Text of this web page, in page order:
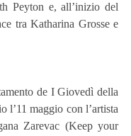
Peyton e, all’inizio del
tra Katharina Grosse e
de I Giovedì della
l’11 maggio con l’artista
Zarevac (Keep your